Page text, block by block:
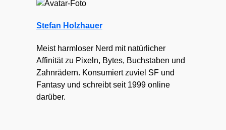
Stefan Holzhauer
Meist harmloser Nerd mit natürlicher
Affinität zu Pixeln, Bytes, Buchstaben und
Zahnrädern. Konsumiert zuviel SF und
Fantasy und schreibt seit 1999 online
darüber.